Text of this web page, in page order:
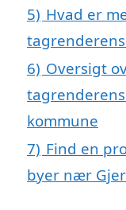
5) Hvad er
6) Oversigt
kommune
7) Find en
byer nær